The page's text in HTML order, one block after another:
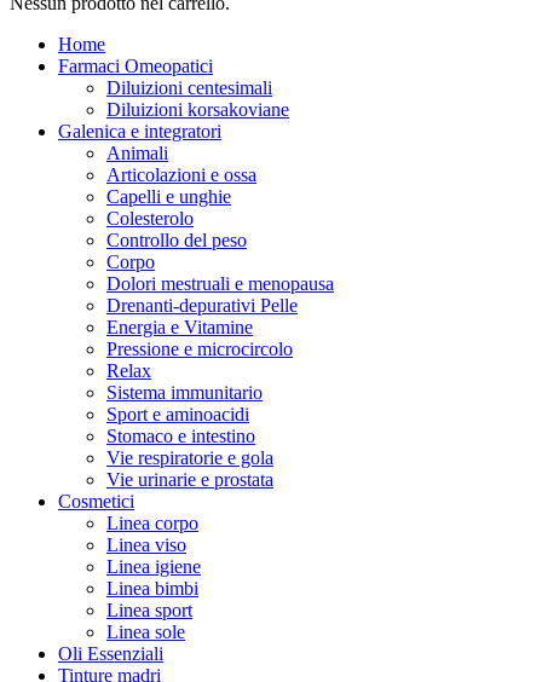
Home
Farmaci Omeopatici
Diluizioni centesimali
Diluizioni korsakoviane
Galenica e integratori
Animali
Articolazioni e ossa
Capelli e unghie
Colesterolo
Controllo del peso
Corpo
Dolori mestruali e menopausa
Drenanti-depurativi Pelle
Energia e Vitamine
Pressione e microcircolo
Relax
Sistema immunitario
Sport e aminoacidi
Stomaco e intestino
Vie respiratorie e gola
Vie urinarie e prostata
Cosmetici
Linea corpo
Linea viso
Linea igiene
Linea bimbi
Linea sport
Linea sole
Oli Essenziali
Tinture madri